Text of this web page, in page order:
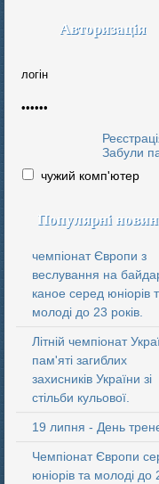
Авторизація
Забули
чужий комп'ютер
Популярні
чемпіонат Європи з
веслування на
каное серед юніорів
молоді до 23 років.
Літній чемпіонат
пам'яті загиблих
захисників України зі
стільби кульової.
19 липня - День
Чемпіонат Європи
юніорів та молоді до